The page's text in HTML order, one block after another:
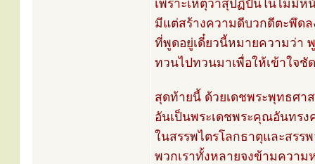
เพราะเหตุว่าสุปฏิปันโนไม่มีห
มีแต่สร้างความดีบวกดีตะพึดล
ที่พูดอยู่เดี๋ยวนี้หมายความว่า
ทวนไปทวนมาเพื่อให้เข้าใจชั
สุดท้ายนี้ ด้วยเดชพระพุทธศา
อันเป็นพระเดชพระคุณอันทร
ในสรรพไตรโลกธาตุและสรร
พวกเราทั้งหลายจงข้ามความ